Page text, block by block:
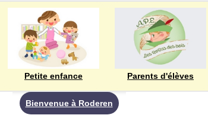
Petite enfance Parents d'élèves
Bienvenue à Roderen